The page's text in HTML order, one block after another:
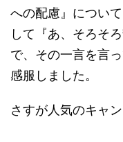
への配慮』につい
して『あ、そろそ
で、その一言を言
感服しました。
さすが人気のキャ